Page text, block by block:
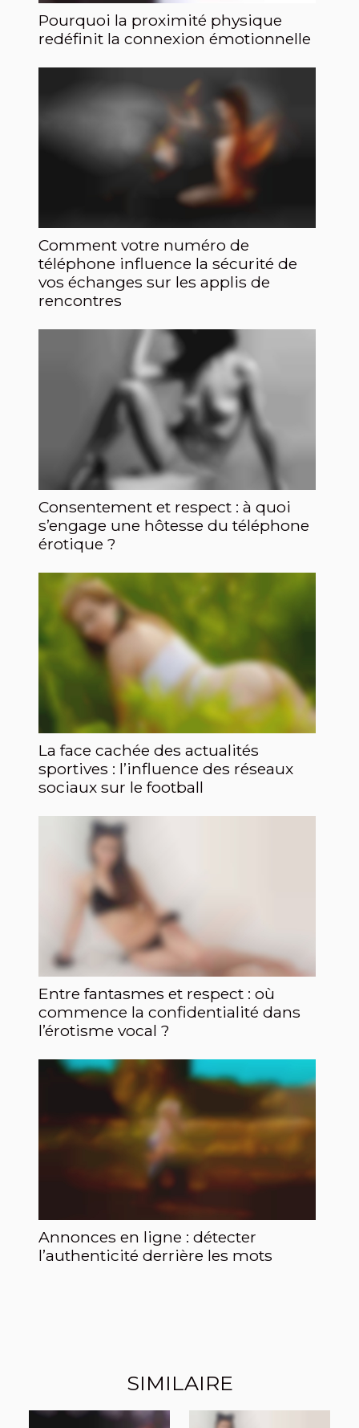
Pourquoi la proximité physique
redéfinit la connexion émotionnelle
Comment votre numéro de
téléphone influence la sécurité de
vos échanges sur les applis de
rencontres
Consentement et respect : à quoi
s’engage une hôtesse du téléphone
érotique ?
La face cachée des actualités
sportives : l’influence des réseaux
sociaux sur le football
Entre fantasmes et respect : où
commence la confidentialité dans
l’érotisme vocal ?
Annonces en ligne : détecter
l’authenticité derrière les mots
SIMILAIRE